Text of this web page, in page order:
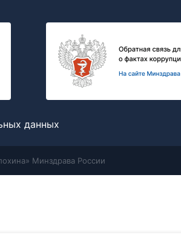
данных
Минздрава России